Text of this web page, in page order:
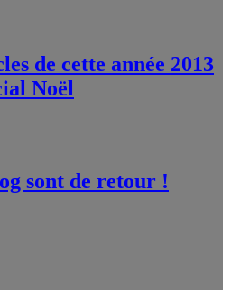
de cette année 2013
Noël
sont de retour !